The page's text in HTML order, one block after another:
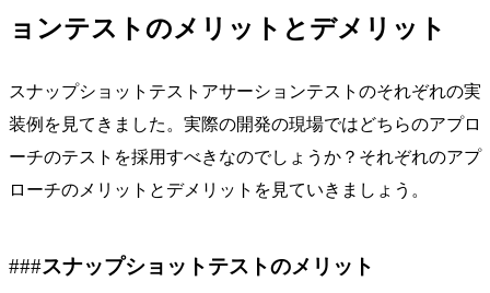
ョンテストのメリットとデメリット
スナップショットテストアサーションテストのそれぞれの実
装例を見てきました。実際の開発の現場ではどちらのアプロ
ーチのテストを採用すべきなのでしょうか？それぞれのアプ
ローチのメリットとデメリットを見ていきましょう。
スナップショットテストのメリット